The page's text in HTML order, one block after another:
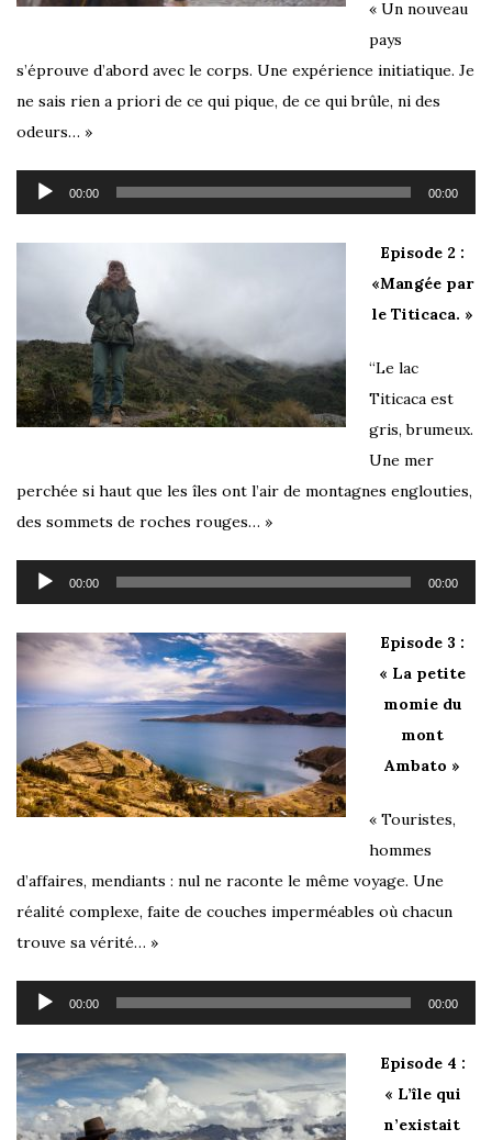
« Un nouveau
pays
s’éprouve d’abord avec le corps. Une expérience initiatique. Je
ne sais rien a priori de ce qui pique, de ce qui brûle, ni des
odeurs… »
Lecteur
audio
00:00 00:00
Episode 2 :
«Mangée par
le Titicaca. »
“Le lac
Titicaca est
gris, brumeux.
Une mer
perchée si haut que les îles ont l’air de montagnes englouties,
des sommets de roches rouges… »
Lecteur
audio
00:00 00:00
Episode 3 :
« La petite
momie du
mont
Ambato »
« Touristes,
hommes
d’affaires, mendiants : nul ne raconte le même voyage. Une
réalité complexe, faite de couches imperméables où chacun
trouve sa vérité… »
Lecteur
audio
00:00 00:00
Episode 4 :
« L’île qui
n’existait